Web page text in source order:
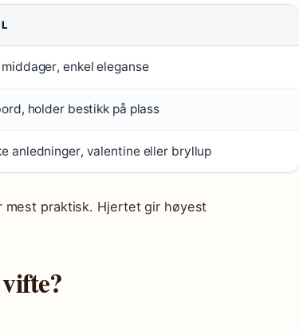
enkel eleganse
holder bestikk på plass
anledninger, valentine eller bryllup
mest praktisk. Hjertet gir høyest